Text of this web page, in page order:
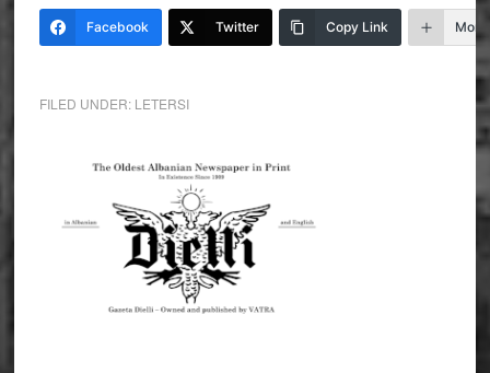
Facebook Twitter Copy Link More
FILED UNDER: LETERSI